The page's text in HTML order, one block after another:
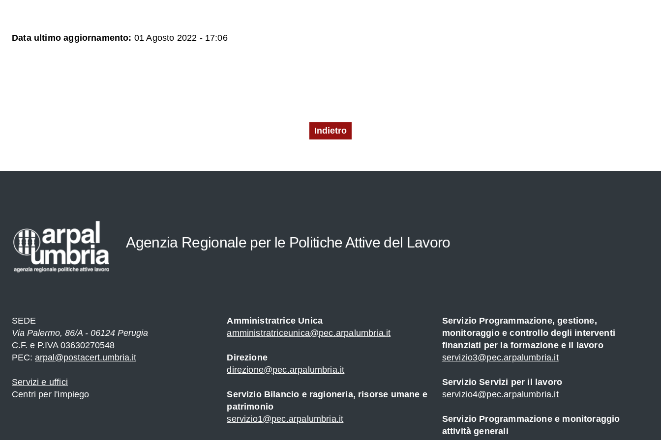
Data ultimo aggiornamento: 01 Agosto 2022 - 17:06
Indietro
Agenzia Regionale per le Politiche Attive del Lavoro
SEDE
Via Palermo, 86/A - 06124 Perugia
C.F. e P.IVA 03630270548
PEC: arpal@postacert.umbria.it
Servizi e uffici
Centri per l'impiego
Amministratrice Unica
amministratriceunica@pec.arpalumbria.it
Direzione
direzione@pec.arpalumbria.it
Servizio Bilancio e ragioneria, risorse umane e
patrimonio
servizio1@pec.arpalumbria.it
Servizio Programmazione, gestione,
monitoraggio e controllo degli interventi
finanziati per la formazione e il lavoro
servizio3@pec.arpalumbria.it
Servizio Servizi per il lavoro
servizio4@pec.arpalumbria.it
Servizio Programmazione e monitoraggio
attività generali